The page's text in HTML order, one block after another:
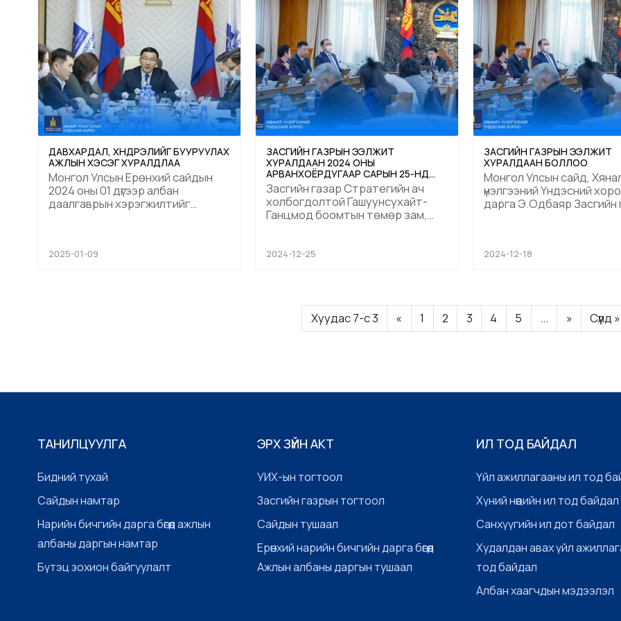
Брюле /Guillaume Brulé/, Олон
улсы...
манай байгууллага Хяналт,
үнэлгээн...
танилцуулж,
ДАВХАРДАЛ, ХҮНДРЭЛИЙГ БУУРУУЛАХ
АЖЛЫН ХЭСЭГ ХУРАЛДЛАА
Монгол Улсын Ерөнхий сайдын
2024 оны 01 дүгээр албан
даалгаврын хэрэгжилтийг
шийдвэрийн дагуу салбарын
2025-01-09
ЗАСГИЙН ГАЗРЫН ЭЭЛЖИТ
ХУРАЛДААН 2024 ОНЫ
АРВАНХОЁРДУГААР САРЫН 25-НД
БОЛЖ, ДАРААХ АСУУДЛУУДЫГ
ХЭЛЭЛЦЭН ШИЙДВЭРЛЭЛЭЭ
Засгийн газар Стратегийн ач
холбогдолтой Гашуунсухайт-
Ганцмод боомтын төмөр зам,
барихаар шийдвэрлэлээ. 2025
ээр зарлалаа....
2024-12-25
ЗАСГИЙН ГАЗРЫН ЭЭЛЖИТ
ХУРАЛДААН БОЛЛОО
Монгол Улсын сайд,
үнэлгээний Үндэсний
дарга Э.Одбаяр Засгийн
батлагдсантай
2024 оны 09 дүгээр сарын
өдрийн 01 дүгээр а...
2024-12-18
Хуудас 7-c 3 « 1 2 3 4 5 ... » Сүүлд »
ТАНИЛЦУУЛГА
Бидний тухай
Сайдын намтар
Нарийн бичгийн дарга бөгөөд ажлын
албаны даргын намтар
Бүтэц зохион байгуулалт
ЭРХ ЗҮЙН АКТ
УИХ-ын тогтоол
Засгийн газрын тогтоол
Сайдын тушаал
Ерөнхий нарийн бичгийн дарга бөгөөд
Ажлын албаны даргын тушаал
ИЛ ТОД БАЙДАЛ
Үйл ажиллагааны ил тод
Хүний нөөцийн ил тод байдал
Санхүүгийн ил дот байдал
Худалдан авах үйл
тод байдал
Албан хаагчдын мэдээлэл